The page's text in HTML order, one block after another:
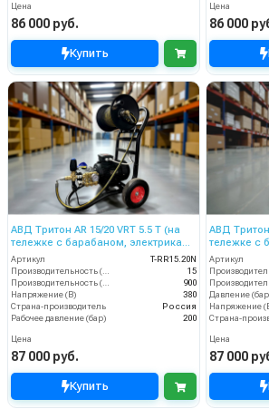
Цена
86 000 руб.
Купить
Цена
86 000
АВД Тритон AR 15/20 VRT 5.5 T (на
тележке с барабаном, электрика
термозащитой )
Артикул
T-RR15.20N
Производительность (л/мин)
15
Производительность (л/ч)
900
Напряжение (В)
380
Страна-производитель
Россия
Рабочее давление (бар)
200
Цена
87 000 руб.
Купить
АВД Тритон
тележке с
электрика
Артикул
Давление
Напряжение
Страна-
Цена
87 000